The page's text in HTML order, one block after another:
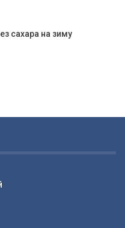
сахара на зиму